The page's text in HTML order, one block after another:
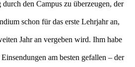
den Campus zu überzeugen, der
schon für das erste Lehrjahr an,
Jahr an vergeben wird. Ihm habe
am besten gefallen – der